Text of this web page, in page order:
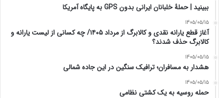
ببینید | حملۀ خلبانان ایرانی بدون GPS به پایگاه آمریکا
1405/05/15
آغاز قطع یارانه نقدی و کالابرگ از مرداد ۱۴۰۵/ چه کسانی از لیست یارانه و
کالابرگ حذف شدند؟
1405/05/15
هشدار به مسافران؛ ترافیک سنگین در این جاده شمالی
1405/05/15
حمله روسیه به یک کشتی نظامی